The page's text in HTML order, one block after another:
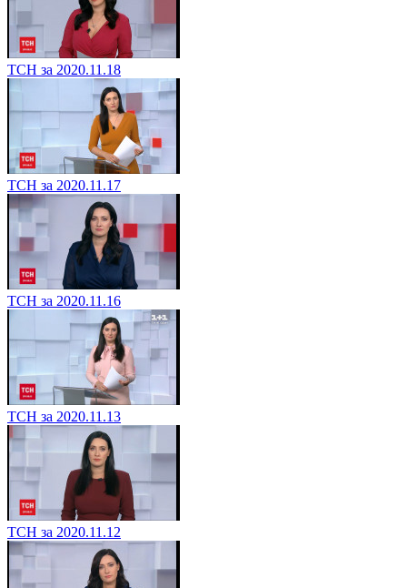
ТСН за 2020.11.18
ТСН за 2020.11.17
ТСН за 2020.11.16
ТСН за 2020.11.13
ТСН за 2020.11.12